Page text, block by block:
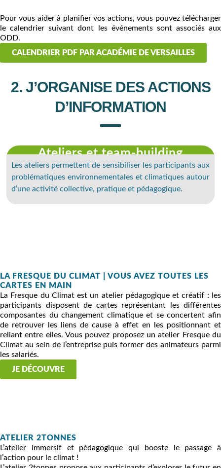
Pour vous aider à planifier vos actions, vous pouvez télécharger
le calendrier suivant dont les événements sont associés aux
ODD.
CALENDRIER PDF PAR ACADÉMIE DE VERSAILLES
2. J’ORGANISE DES ACTIONS
D’INFORMATION
Ateliers et team-building
Les ateliers permettent de sensibiliser les participants aux
problématiques environnementales et climatiques autour
d’une activité collective, pratique et pédagogique.
LA FRESQUE DU CLIMAT | VOUS AVEZ TOUTES LES
CARTES EN MAIN
La Fresque du Climat est un atelier pédagogique et créatif : les
participants disposent de cartes représentant les différentes
composantes du changement climatique et se concertent afin
de retrouver les liens de cause à effet en les positionnant et
reliant entre elles. Vous pouvez proposez un atelier Fresque du
Climat au sein de l’entreprise puis former des animateurs parmi
les salariés.
JE DÉCOUVRE
ATELIER 2TONNES
L’atelier immersif et pédagogique qui booste le passage à
l’action pour le climat !